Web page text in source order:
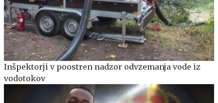
Inšpektorji v poostren nadzor odvzemanja vode iz
vodotokov